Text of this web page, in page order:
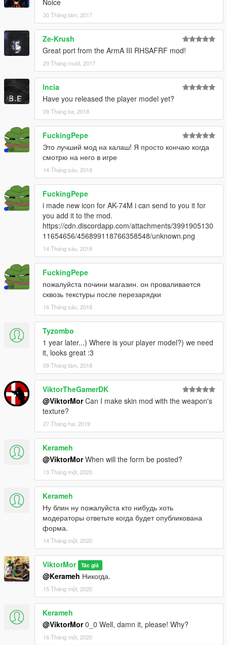
Noice
30 Tháng tám, 2017
Ze-Krush
Great port from the ArmA III RHSAFRF mod!
29 Tháng mười, 2017
lncia
Have you released the player model yet?
09 Tháng ba, 2018
FuckingPepe
Это лучший мод на калаш! Я просто кончаю когда
смотрю на него в игре
14 Tháng sáu, 2018
FuckingPepe
i made new icon for AK-74M i can send to you it for
you add it to the mod.
https://cdn.discordapp.com/attachments/3991905130
11654656/456899118766358548/unknown.png
14 Tháng sáu, 2018
FuckingPepe
пожалуйста почини магазин. он проваливается
сквозь текстуры после перезарядки
16 Tháng sáu, 2018
Tyzombo
1 year later...) Where is your player model?) we need
it, looks great :3
09 Tháng tám, 2018
ViktorTheGamerDK
@ViktorMorCan I make skin mod with the weapon's
texture?
27 Tháng hai, 2019
Kerameh
@ViktorMorWhen will the form be posted?
13 Tháng một, 2020
Kerameh
Ну блин ну пожалуйста кто нибудь хоть
модераторы ответьте когда будет опубликована
форма.
14 Tháng một, 2020
ViktorMor Tác giả
@Kerameh Никогда.
15 Tháng một, 2020
Kerameh
@ViktorMor0_0 Well, damn it, please! Why?
16 Tháng một, 2020